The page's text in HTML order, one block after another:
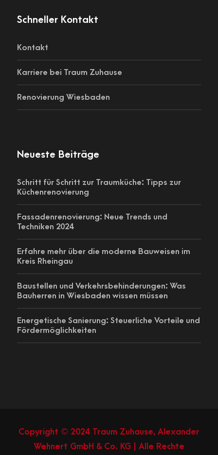
Schneller Kontakt
Kontakt
Karriere bei Traum Zuhause
Renovierung Wiesbaden
Neueste Beiträge
Schritt für Schritt zur Traumküche: Tipps zur
Küchenrenovierung
Fassadenrenovierung: Neue Trends und
Techniken 2024
Erfahre mehr über die moderne Bauweisen im
Kreis Rheingau
Baustellen und Verkehrsbehinderungen: Was
Bauherren in Wiesbaden wissen müssen
Energetische Sanierung: Steuerliche Vorteile und
Fördermöglichkeiten
Copyright © 2024 Traum Zuhause, Alexander
Wehnert GmbH & Co. KG | Alle Rechte